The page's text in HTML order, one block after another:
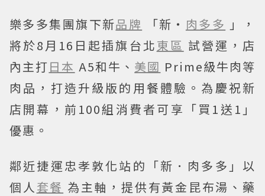
樂多多集團旗下新品牌 「新・ 肉多多 」，
將於8月16日起插旗台北東區 試營運，店
內主打日本 A5和牛、 美國 Prime級牛肉等
肉品，打造升級版的用餐體驗。為慶祝新
店開幕，前100組消費者可享「買1送1」
優惠。
鄰近捷運忠孝敦化站的「新．肉多多」以
個人套餐 為主軸，提供有黃金昆布湯、藥